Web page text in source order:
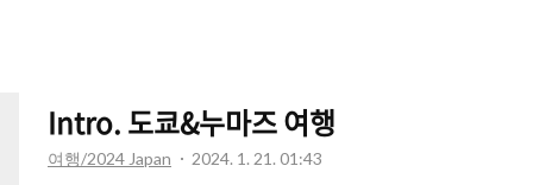
Intro. 도쿄&누마즈 여행
여행/2024 Japan 2024. 1. 21. 01:43